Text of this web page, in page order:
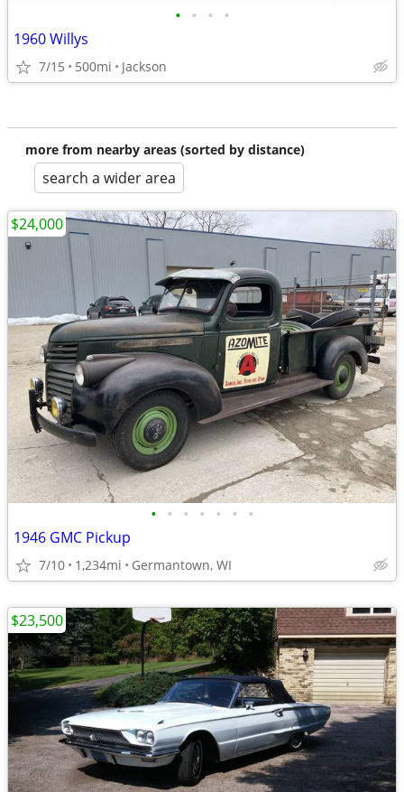
• • • •
1960 Willys
7/15 500mi Jackson
more from nearby areas (sorted by distance)
search a wider area
• • • • • • •
1946 GMC Pickup
7/10 1,234mi Germantown, WI
$24,000
$23,500